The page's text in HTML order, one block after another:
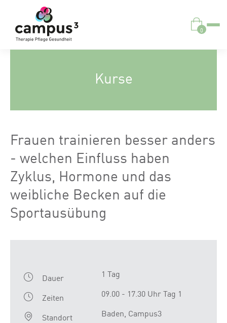
0
Kurse
Frauen trainieren besser anders
- welchen Einfluss haben
Zyklus, Hormone und das
weibliche Becken auf die
Sportausübung
Dauer
1 Tag
Zeiten
09.00 - 17.30 Uhr Tag 1
Standort
Baden, Campus3